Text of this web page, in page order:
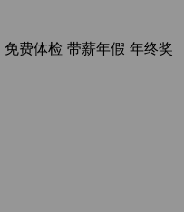
免费体检 带薪年假 年终奖